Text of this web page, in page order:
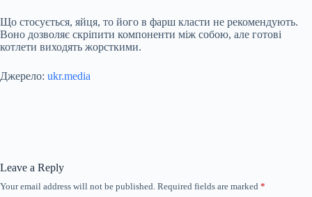
Що стосується, яйця, то його в фарш класти не рекомендують.
Воно дозволяє скріпити компоненти між собою, але готові
котлети виходять жорсткими.
Джерело: ukr.media
Leave a Reply
Your email address will not be published. Required fields are marked *